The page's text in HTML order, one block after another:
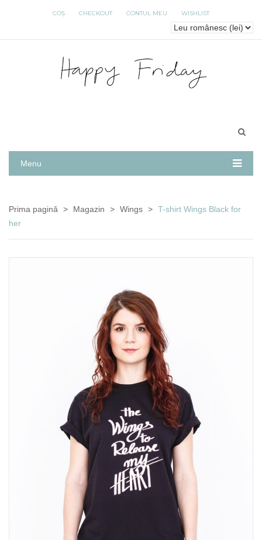
COȘ CHECKOUT CONTUL MEU WISHLIST
Menu
Prima pagină > Magazin > Wings > T-shirt Wings Black for
her